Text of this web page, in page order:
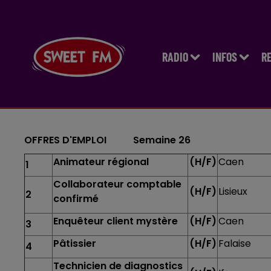
RADIO INFOS
OFFRES D'EMPLOI Semaine 26
1
Animateur régional (H/F)Caen
2
Collaborateur comptable
confirmé
(H/F) Lisieux
3 Enquêteur client mystère (H/F)Caen
4
Pâtissier (H/F) Falaise
Technicien de diagnostics